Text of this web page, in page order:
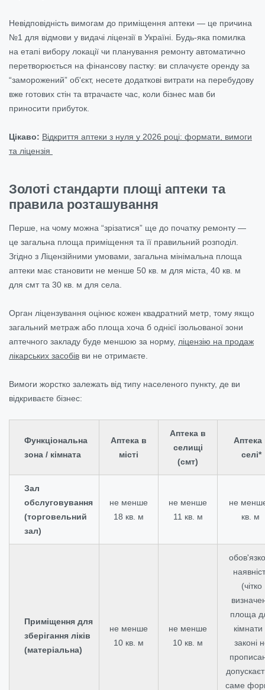
Невідповідність вимогам до приміщення аптеки — це причина
№1 для відмови у видачі ліцензії в Україні. Будь-яка помилка
на етапі вибору локації чи планування ремонту автоматично
перетворюється на фінансову пастку: ви сплачуєте оренду за
“заморожений” об'єкт, несете додаткові витрати на перебудову
вже готових стін та втрачаєте час, коли бізнес мав би
приносити прибуток.
Цікаво: Відкриття аптеки з нуля у 2026 році: формати, вимоги
та ліцензія
Золоті стандарти площі аптеки та
правила розташування
Перше, на чому можна “зрізатися” ще до початку ремонту —
це загальна площа приміщення та її правильний розподіл.
Згідно з Ліцензійними умовами, загальна мінімальна площа
аптеки має становити не менше 50 кв. м для міста, 40 кв. м
для смт та 30 кв. м для села.
Орган ліцензування оцінює кожен квадратний метр, тому якщо
загальний метраж або площа хоча б однієї ізольованої зони
аптечного закладу буде меншою за норму, ліцензію на продаж
лікарських засобів ви не отримаєте.
Вимоги жорстко залежать від типу населеного пункту, де ви
відкриваєте бізнес:
Функціональна
зона / кімната
Аптека в
місті
Аптека в
селищі
(смт)
Аптека
селі*
Зал
обслуговування
(торговельний
зал)
не менше
18 кв. м
не менше
11 кв. м
не
кв. м
Приміщення для
зберігання ліків
(матеріальна)
не менше
10 кв. м
не менше
10 кв. м
(чітко
площа
кімнати
законі
саме